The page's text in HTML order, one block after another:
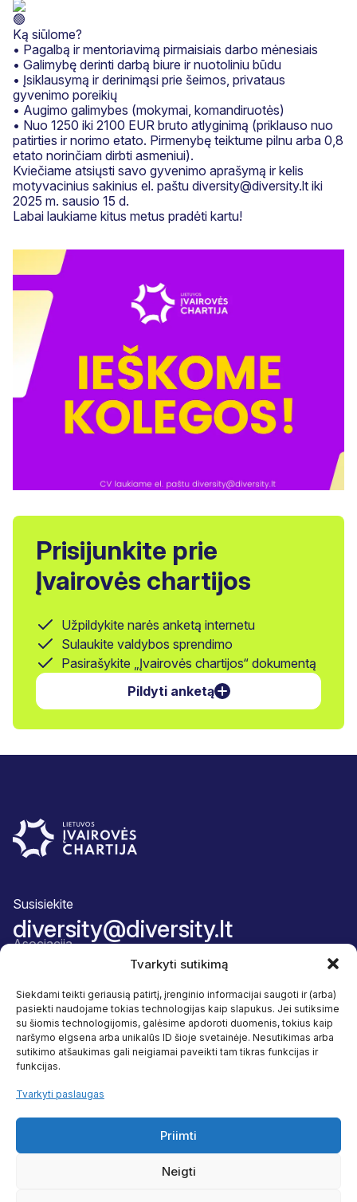
Tvarkyti sutikimą
Siekdami teikti geriausią patirtį, įrenginio informacijai saugoti ir (arba)
pasiekti naudojame tokias technologijas kaip slapukus. Jei sutiksime
su šiomis technologijomis, galėsime apdoroti duomenis, tokius kaip
naršymo elgsena arba unikalūs ID šioje svetainėje. Nesutikimas arba
sutikimo atšaukimas gali neigiamai paveikti tam tikras funkcijas ir
funkcijas.
Tvarkyti paslaugas
Priimti
Neigti
Ką siūlome?
• Pagalbą ir mentoriavimą pirmaisiais darbo mėnesiais
• Galimybę derinti darbą biure ir nuotoliniu būdu
• Įsiklausymą ir derinimąsi prie šeimos, privataus
gyvenimo poreikių
• Augimo galimybes (mokymai, komandiruotės)
• Nuo 1250 iki 2100 EUR bruto atlyginimą (priklauso nuo
patirties ir norimo etato. Pirmenybę teiktume pilnu arba 0,8
etato norinčiam dirbti asmeniui).
Kviečiame atsiųsti savo gyvenimo aprašymą ir kelis
motyvacinius sakinius el. paštu diversity@diversity.lt iki
2025 m. sausio 15 d.
Labai laukiame kitus metus pradėti kartu!
Prisijunkite prie
Įvairovės chartijos
Užpildykite narės anketą internetu
Sulaukite valdybos sprendimo
Pasirašykite „Įvairovės chartijos“ dokumentą
Pildyti anketą
Susisiekite
diversity@diversity.lt
Asociacija
Narystės paketas
Atskaitingumas
Veikla
Įvairovė ir įtrauktis
Naudos
Programos
Naudingi šaltiniai